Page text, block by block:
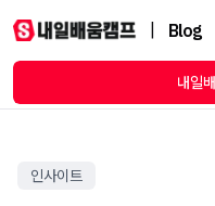
Blog
내일
인사이트